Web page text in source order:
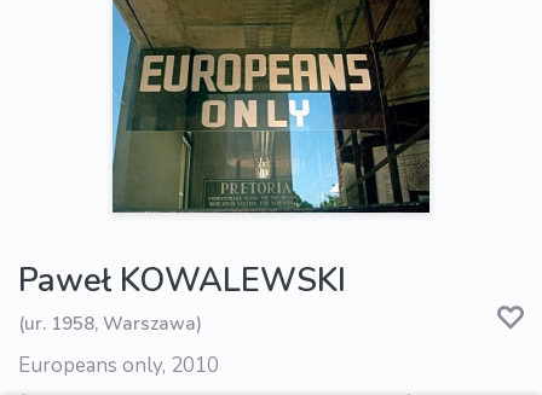
Paweł KOWALEWSKI
(ur. 1958, Warszawa)
Europeans only, 2010